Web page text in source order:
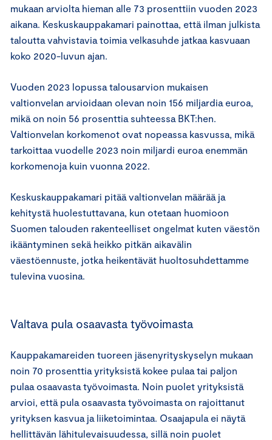
mukaan arviolta hieman alle 73 prosenttiin vuoden 2023
aikana. Keskuskauppakamari painottaa, että ilman julkista
taloutta vahvistavia toimia velkasuhde jatkaa kasvuaan
koko 2020-luvun ajan.
Vuoden 2023 lopussa talousarvion mukaisen
valtionvelan arvioidaan olevan noin 156 miljardia euroa,
mikä on noin 56 prosenttia suhteessa BKT:hen.
Valtionvelan korkomenot ovat nopeassa kasvussa, mikä
tarkoittaa vuodelle 2023 noin miljardi euroa enemmän
korkomenoja kuin vuonna 2022.
Keskuskauppakamari pitää valtionvelan määrää ja
kehitystä huolestuttavana, kun otetaan huomioon
Suomen talouden rakenteelliset ongelmat kuten väestön
ikääntyminen sekä heikko pitkän aikavälin
väestöennuste, jotka heikentävät huoltosuhdettamme
tulevina vuosina.
Valtava pula osaavasta työvoimasta
Kauppakamareiden tuoreen jäsenyrityskyselyn mukaan
noin 70 prosenttia yrityksistä kokee pulaa tai paljon
pulaa osaavasta työvoimasta. Noin puolet yrityksistä
arvioi, että pula osaavasta työvoimasta on rajoittanut
yrityksen kasvua ja liiketoimintaa. Osaajapula ei näytä
hellittävän lähitulevaisuudessa, sillä noin puolet